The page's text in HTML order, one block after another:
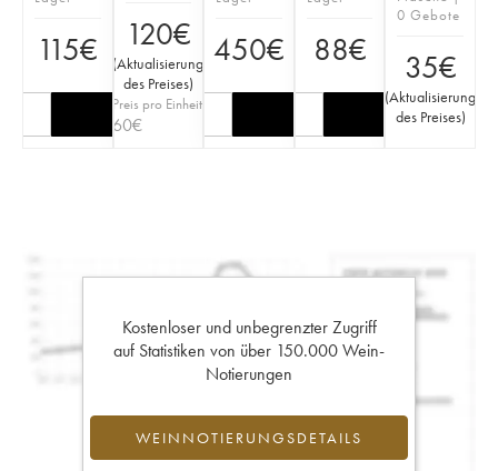
115€ 120€
(Aktualisierung
des Preises)
Preis pro Einheit
60€
450€ 88€
0 Gebote
35€
(Aktualisierung
des Preises)
Kostenloser und unbegrenzter Zugriff
auf Statistiken von über 150.000 Wein-
Notierungen
WEINNOTIERUNGSDETAILS